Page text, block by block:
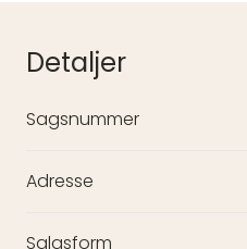
Detaljer
Sagsnummer
Adresse
Salgsform